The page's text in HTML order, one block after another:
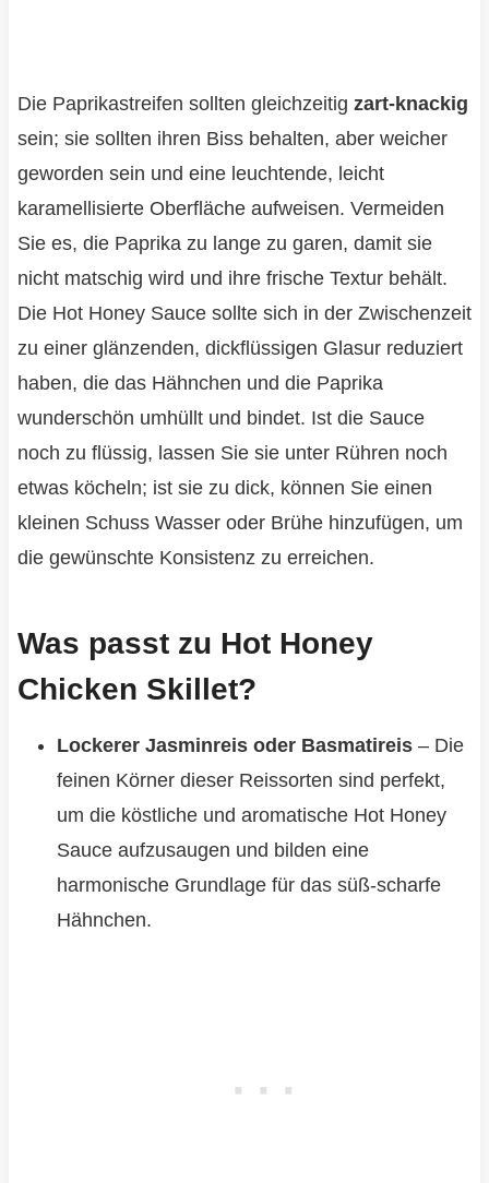
Die Paprikastreifen sollten gleichzeitig zart-knackig
sein; sie sollten ihren Biss behalten, aber weicher
geworden sein und eine leuchtende, leicht
karamellisierte Oberfläche aufweisen. Vermeiden
Sie es, die Paprika zu lange zu garen, damit sie
nicht matschig wird und ihre frische Textur behält.
Die Hot Honey Sauce sollte sich in der Zwischenzeit
zu einer glänzenden, dickflüssigen Glasur reduziert
haben, die das Hähnchen und die Paprika
wunderschön umhüllt und bindet. Ist die Sauce
noch zu flüssig, lassen Sie sie unter Rühren noch
etwas köcheln; ist sie zu dick, können Sie einen
kleinen Schuss Wasser oder Brühe hinzufügen, um
die gewünschte Konsistenz zu erreichen.
Was passt zu Hot Honey
Chicken Skillet?
Lockerer Jasminreis oder Basmatireis– Die
feinen Körner dieser Reissorten sind perfekt,
um die köstliche und aromatische Hot Honey
Sauce aufzusaugen und bilden eine
harmonische Grundlage für das süß-scharfe
Hähnchen.